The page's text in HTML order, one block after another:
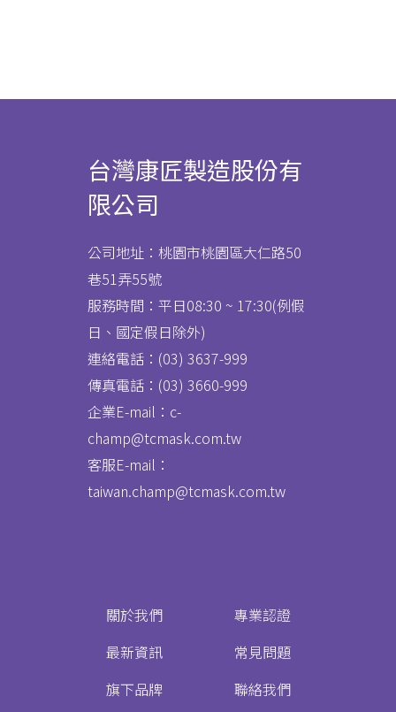
台灣康匠製造股份有
限公司
公司地址：桃園市桃園區大仁路50
巷51弄55號
服務時間：平日08:30 ~ 17:30(例假
日、國定假日除外)
連絡電話：(03) 3637-999
傳真電話： (03) 3660-999
企業E-mail：c-
champ@tcmask.com.tw
客服E-mail：
taiwan.champ@tcmask.com.tw
關於我們
最新資訊
旗下品牌
專業認證
常見問題
聯絡我們